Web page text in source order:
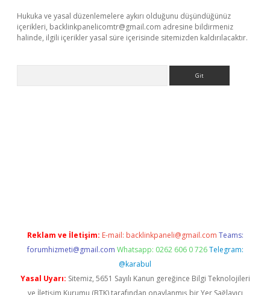
Hukuka ve yasal düzenlemelere aykırı olduğunu düşündüğünüz
içerikleri, backlinkpanelicomtr@gmail.com adresine bildirmeniz
halinde, ilgili içerikler yasal süre içerisinde sitemizden kaldırılacaktır.
Reklam ve İletişim: E-mail: backlinkpaneli@gmail.com Teams:
forumhizmeti@gmail.com Whatsapp: 0262 606 0 726 Telegram:
@karabul
Yasal Uyarı: Sitemiz, 5651 Sayılı Kanun gereğince Bilgi Teknolojileri
ve İletişim Kurumu (BTK) tarafından onaylanmış bir Yer Sağlayıcı